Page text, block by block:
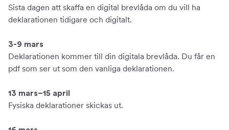
Sista dagen att skaffa en digital brevlåda om du vill ha
deklarationen tidigare och digitalt.
3-9 mars
Deklarationen kommer till din digitala brevlåda. Du får en
pdf som ser ut som den vanliga deklarationen.
13 mars–15 april
Fysiska deklarationer skickas ut.